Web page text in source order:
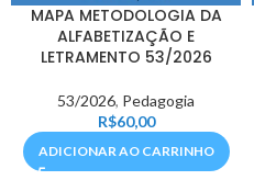
MAPA METODOLOGIA DA
ALFABETIZAÇÃO E
LETRAMENTO 53/2026
53/2026, Pedagogia
R$60,00
ADICIONAR AO CARRINHO